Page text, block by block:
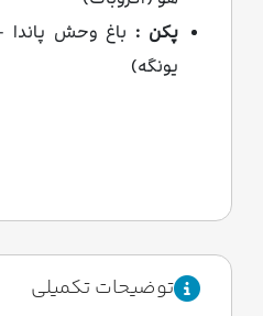
پکن : باغ وحش پاندا
یونگه)
توضیحات تکمیلی